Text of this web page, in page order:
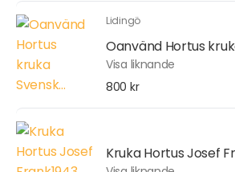
Lidingö
Oanvänd Hortus
Visa liknande
800 kr
Kruka Hortus Josef